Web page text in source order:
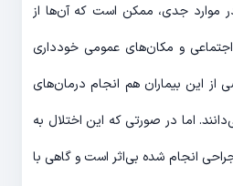
در موارد جدی، ممکن است که آن‌ها از
و مکان‌های عمومی خودداری
از این بیماران هم انجام درمان‌های
اما در صورتی که این اختلال به
انجام شده بی‌اثر است و گاهی با